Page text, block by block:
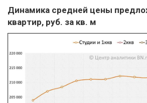
Динамика средней цены
квартир, руб. за кв. м